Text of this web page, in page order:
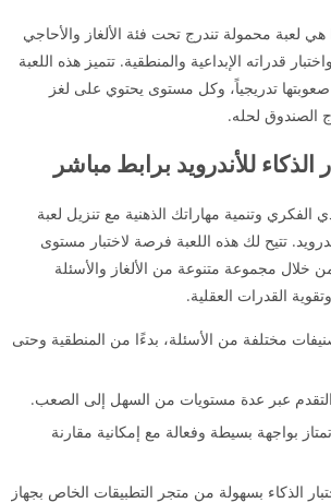
تحميل لعبة Brain Test هي لعبة محمولة تندرج تحت فئة الألغاز والأحاجي
قدراته الإبداعية والمنطقية. تتميز هذه اللعبة
تدريجياً، وكل مستوى يحتوي على لغز
الصندوق لحله.
الذكاء للأندرويد برابط مباشر
وتنمية مهاراتك الذهنية مع تنزيل لعبة
تتيح لك هذه اللعبة فرصة لاختبار مستوى
مجموعة متنوعة من الألغاز والأسئلة
القدرات العقلية.
مختلفة من الأسئلة، بدءًا من المنطقية وحتى
التقدم عبر عدة مستويات من السهل إلى الصعب.
تمتاز بواجهة بسيطة وفعالة مع إمكانية مقارنة
الذكاء بسهولة من متجر التطبيقات الخاص بجهاز